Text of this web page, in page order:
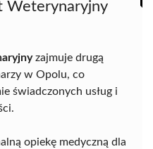
Weterynaryjny
zajmuje drugą
w Opolu, co
świadczonych usług i
opiekę medyczną dla